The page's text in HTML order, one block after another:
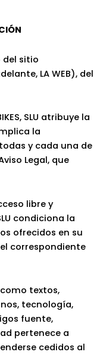
del sitio
LA WEB), del
SLU atribuye la
la
y cada una de
Legal, que
libre y
condiciona la
ofrecidos en su
correspondiente
textos,
tecnología,
fuente,
pertenece a
cedidos al